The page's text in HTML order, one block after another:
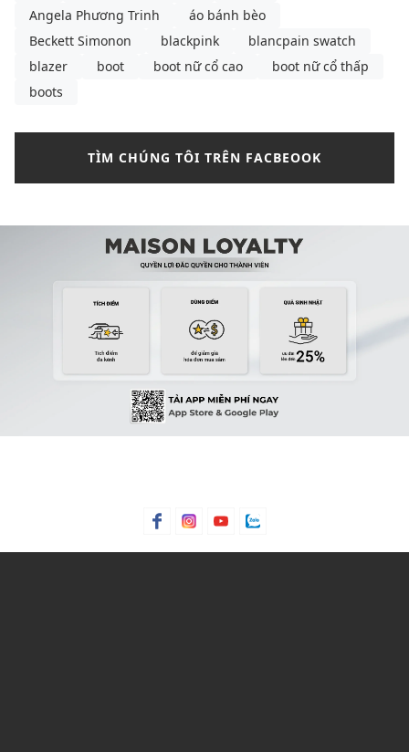
Angela Phương Trinh
áo bánh bèo
Beckett Simonon
blackpink
blancpain swatch
blazer
boot boot nữ cổ cao
boot nữ cổ thấp
boots
TÌM CHÚNG TÔI TRÊN FACBEOOK